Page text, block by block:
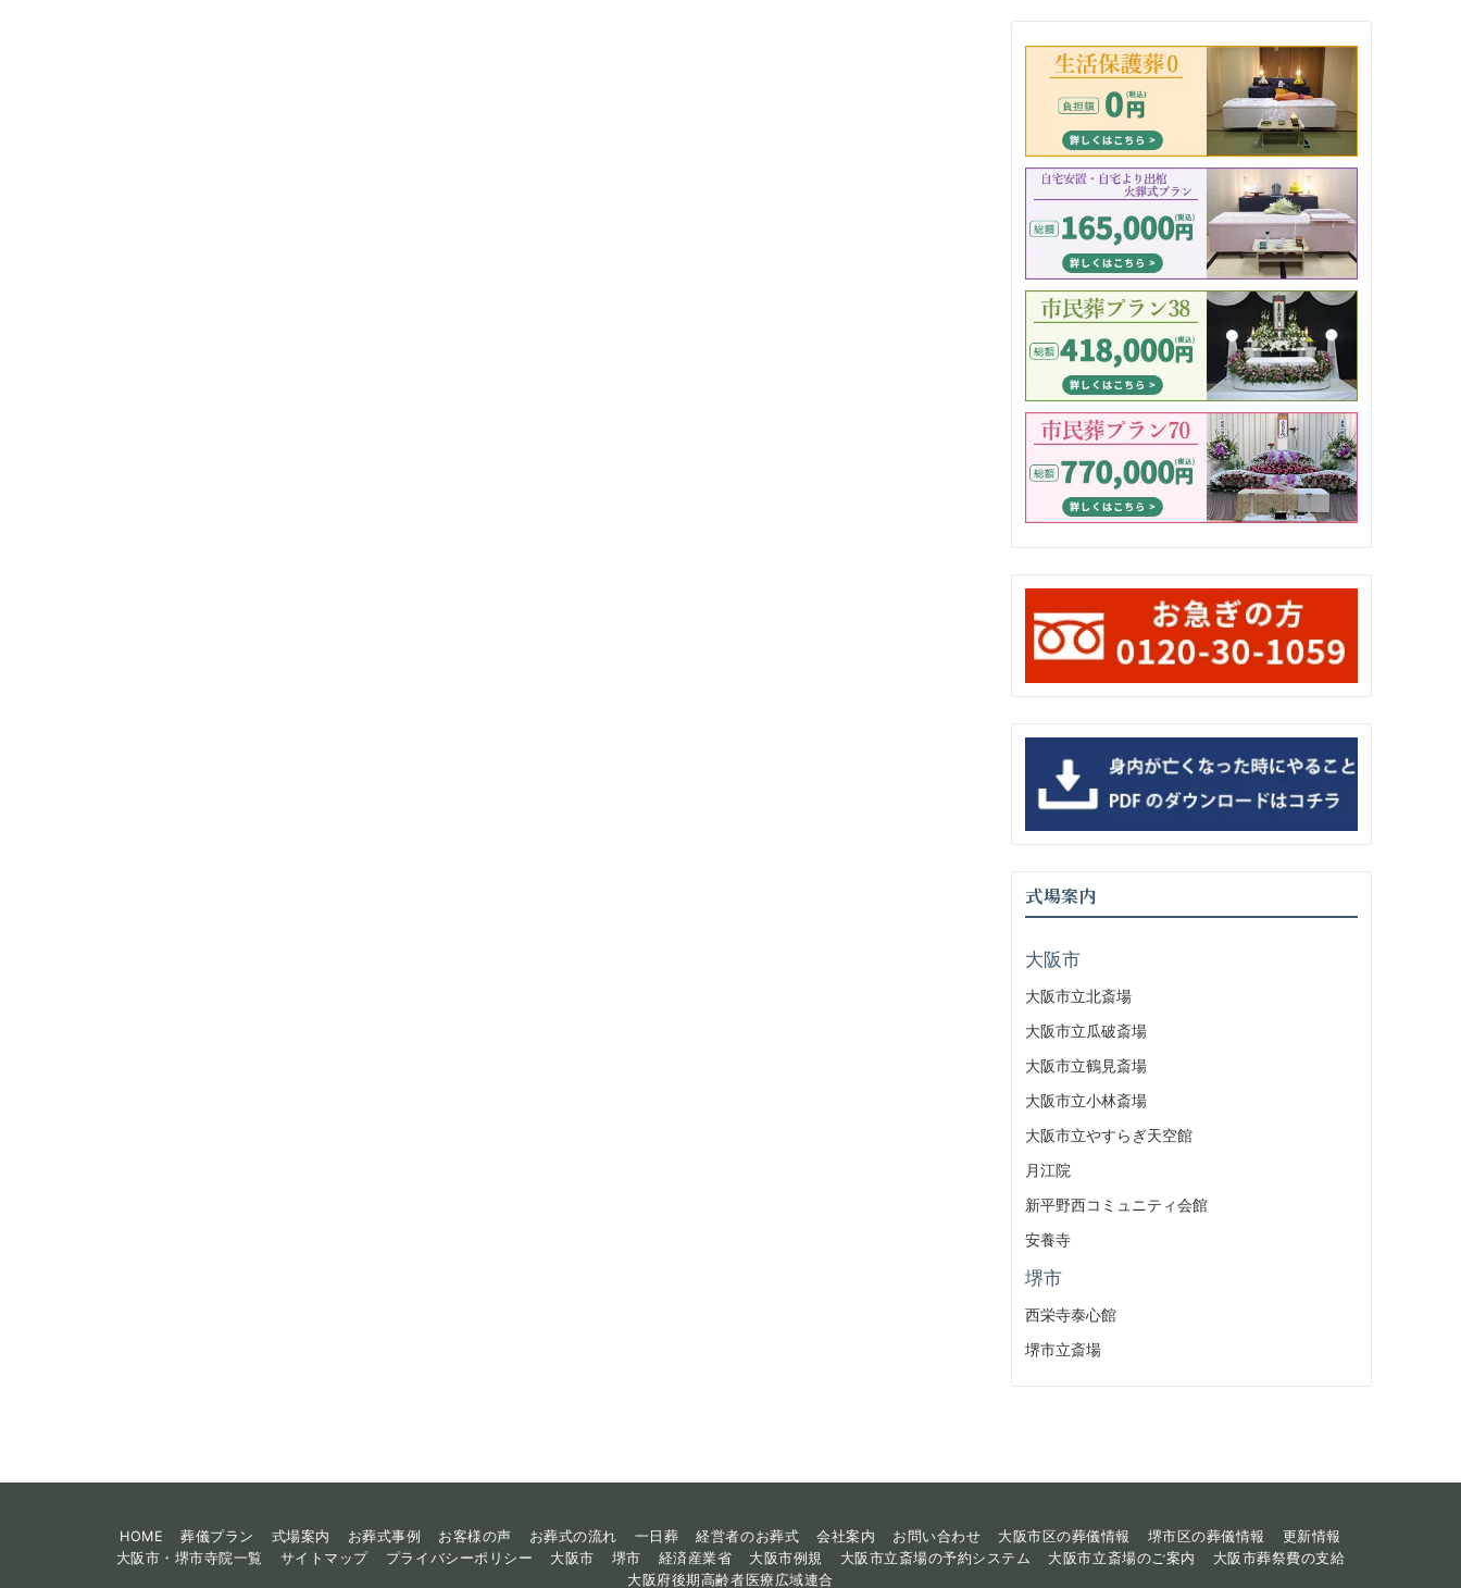
式場案内
大阪市
大阪市立北斎場
大阪市立瓜破斎場
大阪市立鶴見斎場
大阪市立小林斎場
大阪市立やすらぎ天空館
月江院
新平野西コミュニティ会館
安養寺
堺市
西栄寺泰心館
堺市立斎場
HOME 葬儀プラン 式場案内 お葬式事例 お客様の声 お葬式の流れ 一日葬 経営者のお葬式 会社案内 お問い合わせ 大阪市区の葬儀情報 堺市区の葬儀情報
更新情報
大阪市・堺市寺院一覧
サイトマップ プライバシーポリシー 大阪市 堺市 経済産業省 大阪市例規 大阪市立斎場の予約システム 大阪市立斎場のご案内
大阪市葬祭費の支給
大阪府後期高齢者医療広域連合